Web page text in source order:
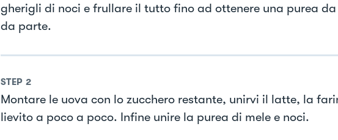
gherigli di noci e frullare il tutto fino ad ottenere una purea
da parte.
STEP 2
Montare le uova con lo zucchero restante, unirvi il latte, la
lievito a poco a poco. Infine unire la purea di mele e noci.